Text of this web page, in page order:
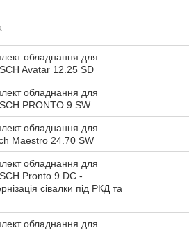
обладнання для
Avatar 12.25 SD
обладнання для
PRONTO 9 SW
обладнання для
Maestro 24.70 SW
обладнання для
Pronto 9 DC -
сівалки під РКД та
обладнання для